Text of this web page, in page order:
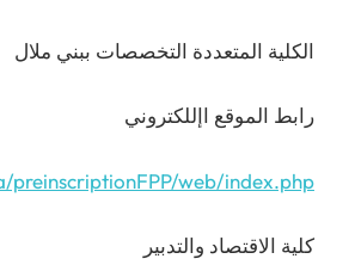
الكلية المتعددة التخصصات ببني ملال
رابط الموقع اإللكتروني
web/index.php
كلية الاقتصاد والتدبير